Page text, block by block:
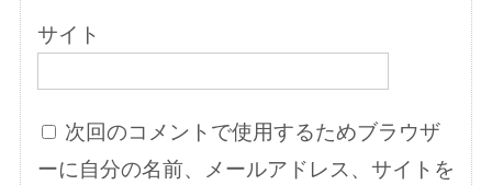
サイト
次回のコメントで使用するためブラウザ
ーに自分の名前、メールアドレス、サイトを